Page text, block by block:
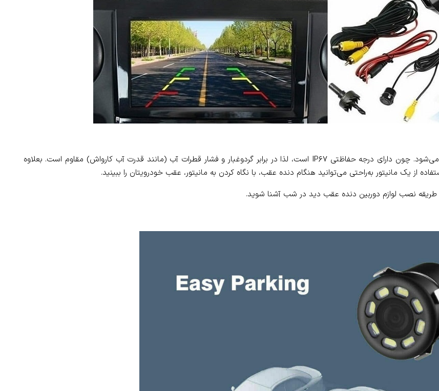
چون دارای درجه حفاظتیIP67 است، لذا در برابر گردوغبار و فشار قطرات آب (مانند قدرت آب کارواش) مقاوم است. بعلاوه
از یک مانیتور به‌راحتی می‌توانید هنگام دنده عقب، با نگاه کردن به مانیتور، عقب خودرویتان را ببینید.
و طریقه نصب لوازم دوربین دنده عقب دید در شب آشنا شوید.